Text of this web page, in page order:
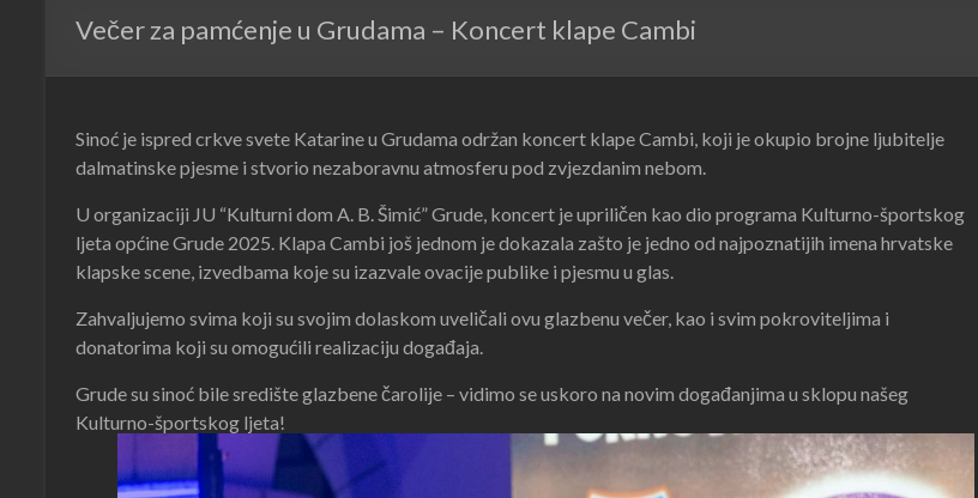
Večer za pamćenje u Grudama – Koncert klape Cambi
Sinoć je ispred crkve svete Katarine u Grudama održan koncert klape Cambi, koji je okupio brojne ljubitelje
dalmatinske pjesme i stvorio nezaboravnu atmosferu pod zvjezdanim nebom.
U organizaciji JU “Kulturni dom A. B. Šimić” Grude, koncert je upriličen kao dio programa Kulturno-športskog
ljeta općine Grude 2025. Klapa Cambi još jednom je dokazala zašto je jedno od najpoznatijih imena hrvatske
klapske scene, izvedbama koje su izazvale ovacije publike i pjesmu u glas.
Zahvaljujemo svima koji su svojim dolaskom uveličali ovu glazbenu večer, kao i svim pokroviteljima i
donatorima koji su omogućili realizaciju događaja.
Grude su sinoć bile središte glazbene čarolije – vidimo se uskoro na novim događanjima u sklopu našeg
Kulturno-športskog ljeta!